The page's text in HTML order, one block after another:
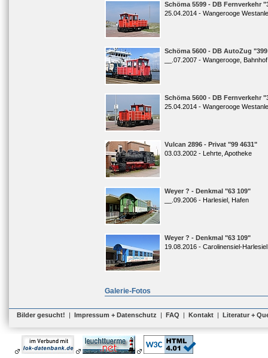
Schöma 5599 - DB Fernverkehr
25.04.2014 - Wangerooge
Schöma 5600 - DB AutoZug
__.07.2007 - Wangerooge,
Schöma 5600 - DB Fernverkehr
25.04.2014 - Wangerooge
Vulcan 2896 - Privat "99 4631"
03.03.2002 - Lehrte, Apotheke
Weyer ? - Denkmal "63 109"
__.09.2006 - Harlesiel, Hafen
Weyer ? - Denkmal "63 109"
19.08.2016 - Carolinensiel-Harlesiel
Galerie-Fotos
Bilder gesucht! | Impressum + Datenschutz | FAQ | Kontakt | Literatur +